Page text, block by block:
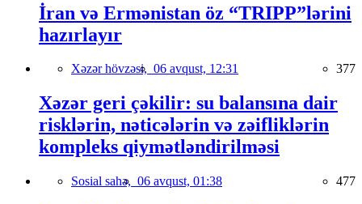
İran və Ermənistan öz “TRIPP”lərini
hazırlayır
Xəzər hövzəsi, 06 avqust, 12:31 377
Xəzər geri çəkilir: su balansına dair
risklərin, nəticələrin və zəifliklərin
kompleks qiymətləndirilməsi
Sosial sahə, 06 avqust, 01:38 477